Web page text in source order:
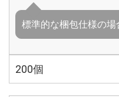
標準的な梱包仕様の場
200個